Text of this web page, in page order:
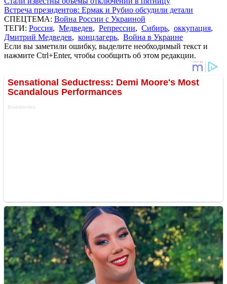
Встреча президентов: Ермак и Рубио обсудили детали
СПЕЦТЕМА: Война России с Украиной
ТЕГИ: Россия, Медведев, Репрессии, Сибирь, оккупация,
Дмитрий Медведев, концлагерь, Война в Украине
Если вы заметили ошибку, выделите необходимый текст и
нажмите Ctrl+Enter, чтобы сообщить об этом редакции.